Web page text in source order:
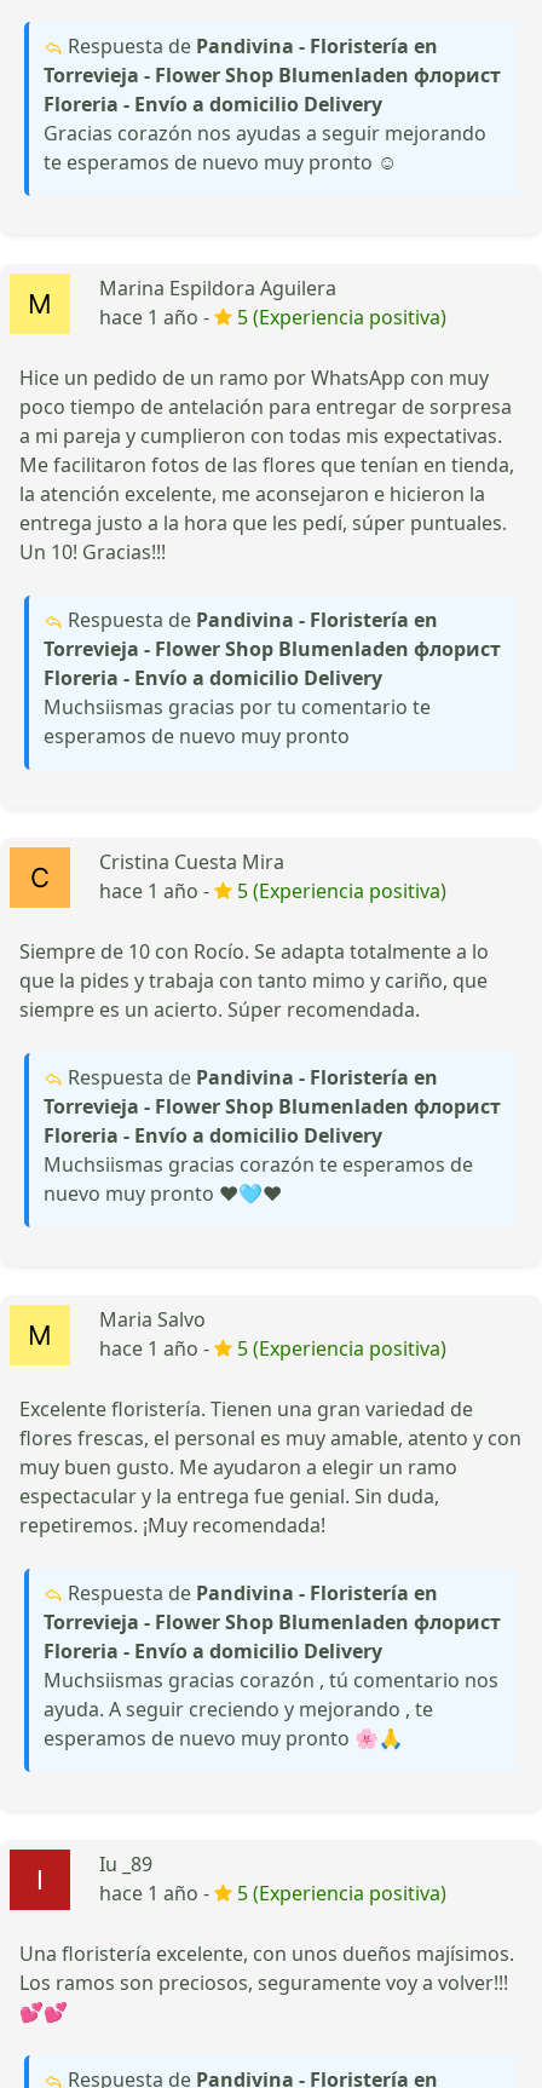
Respuesta de Pandivina - Floristería en
Torrevieja - Flower Shop Blumenladen флорист
Floreria - Envío a domicilio Delivery
Gracias corazón nos ayudas a seguir mejorando
te esperamos de nuevo muy pronto ☺️
Marina Espildora Aguilera
hace 1 año -
5 (Experiencia positiva)
Hice un pedido de un ramo por WhatsApp con muy
poco tiempo de antelación para entregar de sorpresa
a mi pareja y cumplieron con todas mis expectativas.
Me facilitaron fotos de las flores que tenían en tienda,
la atención excelente, me aconsejaron e hicieron la
entrega justo a la hora que les pedí, súper puntuales.
Un 10! Gracias!!!
Respuesta de Pandivina - Floristería en
Torrevieja - Flower Shop Blumenladen флорист
Floreria - Envío a domicilio Delivery
Muchsiismas gracias por tu comentario te
esperamos de nuevo muy pronto
Cristina Cuesta Mira
hace 1 año -
5 (Experiencia positiva)
Siempre de 10 con Rocío. Se adapta totalmente a lo
que la pides y trabaja con tanto mimo y cariño, que
siempre es un acierto. Súper recomendada.
Respuesta de Pandivina - Floristería en
Torrevieja - Flower Shop Blumenladen флорист
Floreria - Envío a domicilio Delivery
Muchsiismas gracias corazón te esperamos de
nuevo muy pronto ♥️🩵♥️
Maria Salvo
hace 1 año -
5 (Experiencia positiva)
Excelente floristería. Tienen una gran variedad de
flores frescas, el personal es muy amable, atento y con
muy buen gusto. Me ayudaron a elegir un ramo
espectacular y la entrega fue genial. Sin duda,
repetiremos. ¡Muy recomendada!
Respuesta de Pandivina - Floristería en
Torrevieja - Flower Shop Blumenladen флорист
Floreria - Envío a domicilio Delivery
Muchsiismas gracias corazón , tú comentario nos
ayuda. A seguir creciendo y mejorando , te
esperamos de nuevo muy pronto 🌸🙏
Iu _89
hace 1 año -
5 (Experiencia positiva)
Una floristería excelente, con unos dueños majísimos.
Los ramos son preciosos, seguramente voy a volver!!!
💕💕
Respuesta de Pandivina - Floristería en